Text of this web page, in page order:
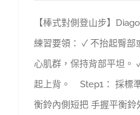
【棒式對側登山步】
練習要領： ✓ 不抬起臀部
心肌群，保持背部平坦。
起上背。 Step1： 採標
衡鈴內側短把 手握平衡